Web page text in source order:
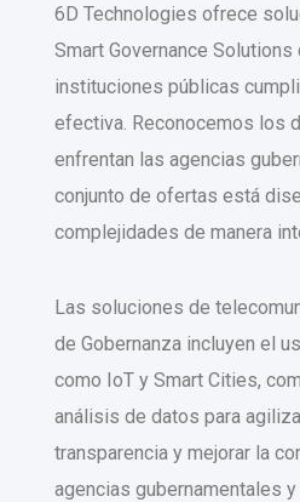
6D Technologies ofrece
Smart Governance
instituciones públicas
efectiva. Reconocemos los
enfrentan las agencias
conjunto de ofertas está
complejidades de manera
Las soluciones de
de Gobernanza incluyen el
como IoT y Smart Cities,
análisis de datos para
transparencia y mejorar la
agencias gubernamentales